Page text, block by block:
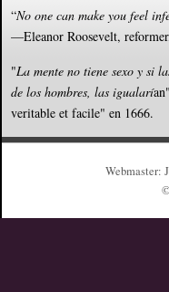
.
“No one can make you feel
—Eleanor Roosevelt,
"La mente no tiene sexo y si
de los hombres, las igualarí
veritable et facile" en 1666.
Webmaster: